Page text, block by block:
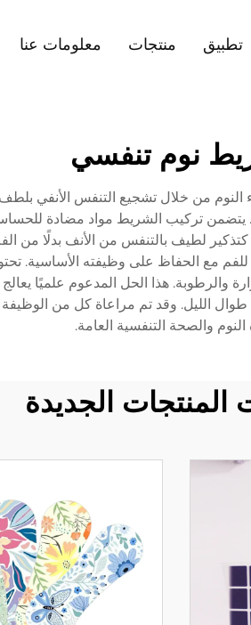
معلومات عنا منتجات تطبيق
نوم تنفسي
النوم من خلال تشجيع التنفس الأنفي
تركيب الشريط مواد مضادة للحساسية
لطيف بالتنفس من الأنف بدلًا من
للفم مع الحفاظ على وظيفته
والرطوبة. هذا الحل المدعوم علميًا
الليل. وقد تم مراعاة كل من الوظيفة
والصحة التنفسية العامة.
المنتجات الجديدة